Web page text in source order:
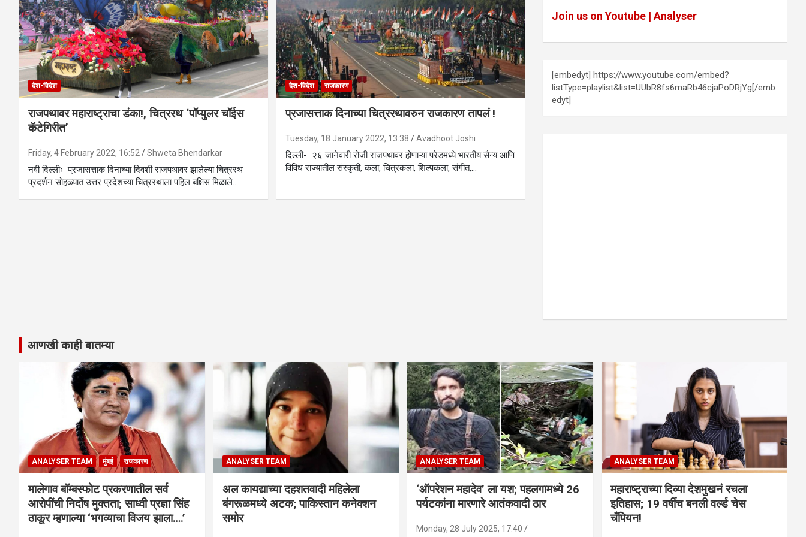
देश-विदेश
राजपथावर महाराष्ट्राचा डंका!, चित्ररथ ‘पॉप्युलर चॉईस
कॅटेगिरीत’
Friday, 4 February 2022, 16:52 Shweta Bhendarkar
नवी दिल्लीः प्रजासत्ताक दिनाच्या दिवशी राजपथावर झालेल्या चित्ररथ
प्रदर्शन सोहळ्यात उत्तर प्रदेशच्या चित्ररथाला पहिल बक्षिस मिळाले…
देश-विदेश राजकारण
प्रजासत्ताक दिनाच्या चित्ररथावरुन राजकारण तापलं !
Tuesday, 18 January 2022, 13:38 Avadhoot Joshi
दिल्ली- २६ जानेवारी रोजी राजपथावर होणाऱ्या परेडमध्ये भारतीय सैन्य आणि
विविध राज्यातील संस्कृती, कला, चित्रकला, शिल्पकला, संगीत,…
Join us on Youtube | Analyser
[embedyt] https://www.youtube.com/embed?
listType=playlist&list=UUbR8fs6maRb46cjaPoDRjYg[/emb
edyt]
आणखी काही बातम्या
ANALYSER TEAM मुंबई राजकारण
मालेगाव बॉम्बस्फोट प्रकरणातील सर्व
आरोपींची निर्दोष मुक्तता; साध्वी प्रज्ञा सिंह
ठाकूर म्हणाल्या ‘भगव्याचा विजय झाला….’
ANALYSER TEAM
अल कायद्याच्या दहशतवादी महिलेला
बंगरूळमध्ये अटक; पाकिस्तान कनेक्शन
समोर
ANALYSER TEAM
‘ऑपरेशन महादेव’ ला यश; पहलगामध्ये 26
पर्यटकांना मारणारे आतंकवादी ठार
Monday, 28 July 2025, 17:40
ANALYSER TEAM
महाराष्ट्राच्या दिव्या देशमुखनं रचला
इतिहास; 19 वर्षीच बनली वर्ल्ड चेस
चँपियन!